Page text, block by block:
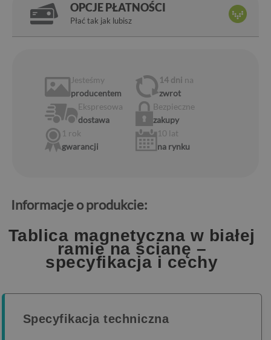
OPCJE PŁATNOŚCI
Płać tak jak lubisz
Jesteśmy
producentem
14 dni na
zwrot
Ekspresowa
dostawa
Bezpieczne
zakupy
1 rok
gwarancji
10 lat
na rynku
Informacje o produkcie:
Tablica magnetyczna w białej
ramie na ścianę –
specyfikacja i cechy
Specyfikacja techniczna